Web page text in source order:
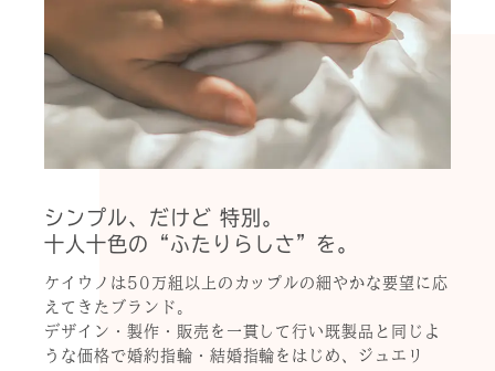
シンプル、だけど 特別。
十人十色の“ふたりらしさ”を。
ケイウノは50万組以上のカップルの細やかな要望に応
えてきたブランド。
デザイン・製作・販売を一貫して行い既製品と同じよ
うな価格で婚約指輪・結婚指輪をはじめ、ジュエリ